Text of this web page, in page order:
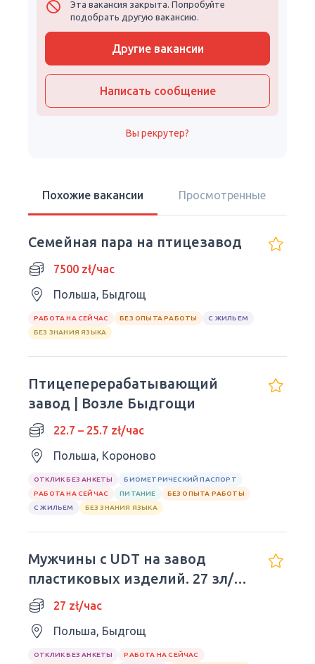
Эта вакансия закрыта. Попробуйте
подобрать другую вакансию.
Другие вакансии
Написать сообщение
Вы рекрутер?
Похожие вакансии Просмотренные
Семейная пара на птицезавод
7500 zł/час
Польша, Быдгощ
РАБОТА НА СЕЙЧАС БЕЗ ОПЫТА РАБОТЫ
С ЖИЛЬЕМ
БЕЗ ЗНАНИЯ ЯЗЫКА
Птицеперерабатывающий
завод | Возле Быдгощи
22.7 – 25.7 zł/час
Польша, Короново
ОТКЛИК БЕЗ АНКЕТЫ
БИОМЕТРИЧЕСКИЙ ПАСПОРТ
РАБОТА НА СЕЙЧАС
ПИТАНИЕ
БЕЗ ОПЫТА РАБОТЫ
С ЖИЛЬЕМ
БЕЗ ЗНАНИЯ ЯЗЫКА
Мужчины с UDT на завод
пластиковых изделий. 27 зл/
час
27 zł/час
Польша, Быдгощ
ОТКЛИК БЕЗ АНКЕТЫ
РАБОТА НА СЕЙЧАС